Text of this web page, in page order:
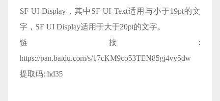
SF UI Display，其中SF UI Text适用与小于19pt的文
字，SF UI Display适用于大于20pt的文字。
链接:
https://pan.baidu.com/s/17cKM9co53TEN85gj4vy5dw
提取码: hd35